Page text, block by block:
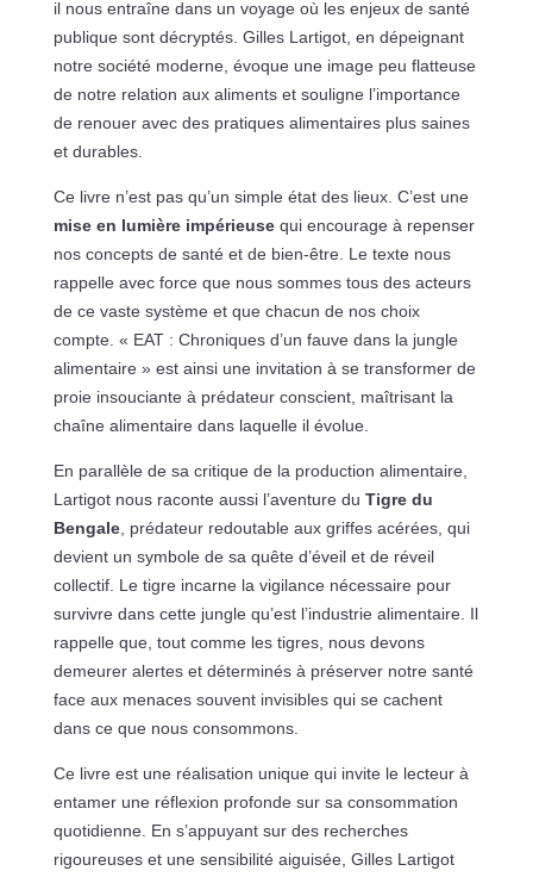
il nous entraîne dans un voyage où les enjeux de santé
publique sont décryptés. Gilles Lartigot, en dépeignant
notre société moderne, évoque une image peu flatteuse
de notre relation aux aliments et souligne l’importance
de renouer avec des pratiques alimentaires plus saines
et durables.
Ce livre n’est pas qu’un simple état des lieux. C’est une
mise en lumière impérieusequi encourage à repenser
nos concepts de santé et de bien-être. Le texte nous
rappelle avec force que nous sommes tous des acteurs
de ce vaste système et que chacun de nos choix
compte. « EAT : Chroniques d’un fauve dans la jungle
alimentaire » est ainsi une invitation à se transformer de
proie insouciante à prédateur conscient, maîtrisant la
chaîne alimentaire dans laquelle il évolue.
En parallèle de sa critique de la production alimentaire,
Lartigot nous raconte aussi l’aventure du Tigre du
Bengale, prédateur redoutable aux griffes acérées, qui
devient un symbole de sa quête d’éveil et de réveil
collectif. Le tigre incarne la vigilance nécessaire pour
survivre dans cette jungle qu’est l’industrie alimentaire. Il
rappelle que, tout comme les tigres, nous devons
demeurer alertes et déterminés à préserver notre santé
face aux menaces souvent invisibles qui se cachent
dans ce que nous consommons.
Ce livre est une réalisation unique qui invite le lecteur à
entamer une réflexion profonde sur sa consommation
quotidienne. En s’appuyant sur des recherches
rigoureuses et une sensibilité aiguisée, Gilles Lartigot